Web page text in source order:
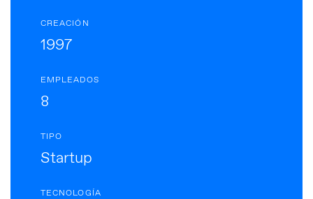
CREACIÓN
1997
EMPLEADOS
8
TIPO
Startup
TECNOLOGÍA